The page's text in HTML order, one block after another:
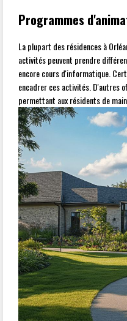
Programmes
La plupart des résidences à
activités peuvent prendre
encore cours d'informatique.
encadrer ces activités. D'autres
permettant aux résidents de